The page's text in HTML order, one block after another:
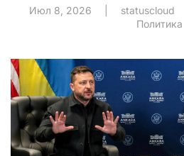
Июл 8, 2026 statuscloud
Политика